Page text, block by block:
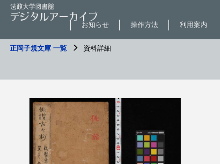
利用案内
操作方法
お知らせ
正岡子規文庫 一覧 資料詳細